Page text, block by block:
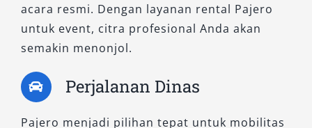
acara resmi. Dengan layanan rental Pajero
untuk event, citra profesional Anda akan
semakin menonjol.
Perjalanan Dinas
Pajero menjadi pilihan tepat untuk mobilitas